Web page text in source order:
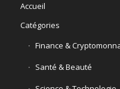
Accueil
Catégories
Finance &
Santé & Beauté